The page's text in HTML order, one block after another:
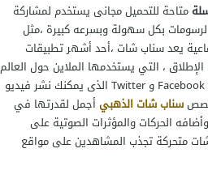
متاحة للتحميل مجانى يستخدم لمشاركة
بكل سهولة وبسرعه كبيرة ،مثل
يعدسناب شات ،أحد أشهر تطبيقات
، التي يستخدمها الملاين حول العالم
من الأطفال والكبار مثل على عكس Facebook و Twitter الذى يمكنك نشر فيديو
سناب شات الذهبي أجمل لقدرتها في
الحركات والمؤثرات الصوتية على
متحركة تجذب المشاهدين على مواقع